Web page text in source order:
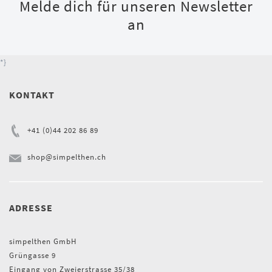
Melde dich für unseren Newsletter
an
*}
KONTAKT
+41 (0)44 202 86 89
shop@simpelthen.ch
ADRESSE
simpelthen GmbH
Grüngasse 9
Eingang von Zweierstrasse 35/38